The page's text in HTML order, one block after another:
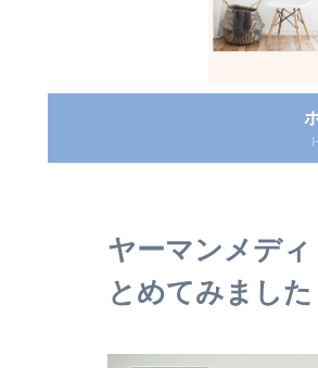
ヤーマンメデ
とめてみました